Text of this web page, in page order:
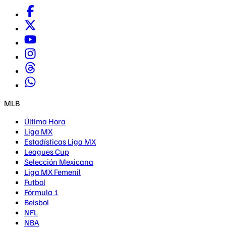
MLB
Última Hora
Liga MX
Estadísticas Liga MX
Leagues Cup
Selección Mexicana
Liga MX Femenil
Futbol
Fórmula 1
Beisbol
NFL
NBA